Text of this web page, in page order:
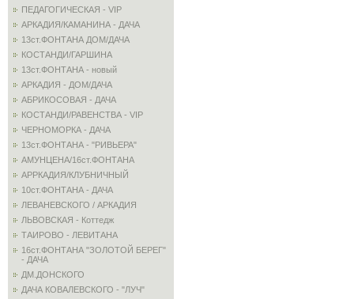
ПЕДАГОГИЧЕСКАЯ - VIP
АРКАДИЯ/КАМАНИНА - ДАЧА
13ст.ФОНТАНА ДОМ/ДАЧА
КОСТАНДИ/ГАРШИНА
13ст.ФОНТАНА - новый
АРКАДИЯ - ДОМ/ДАЧА
АБРИКОСОВАЯ - ДАЧА
КОСТАНДИ/РАВЕНСТВА - VIP
ЧЕРНОМОРКА - ДАЧА
13ст.ФОНТАНА - "РИВЬЕРА"
АМУНЦЕНА/16ст.ФОНТАНА
АРРКАДИЯ/КЛУБНИЧНЫЙ
10ст.ФОНТАНА - ДАЧА
ЛЕВАНЕВСКОГО / АРКАДИЯ
ЛЬВОВСКАЯ - Коттедж
ТАИРОВО - ЛЕВИТАНА
16ст.ФОНТАНА "ЗОЛОТОЙ БЕРЕГ"
- ДАЧА
ДМ.ДОНСКОГО
ДАЧА КОВАЛЕВСКОГО - "ЛУЧ"